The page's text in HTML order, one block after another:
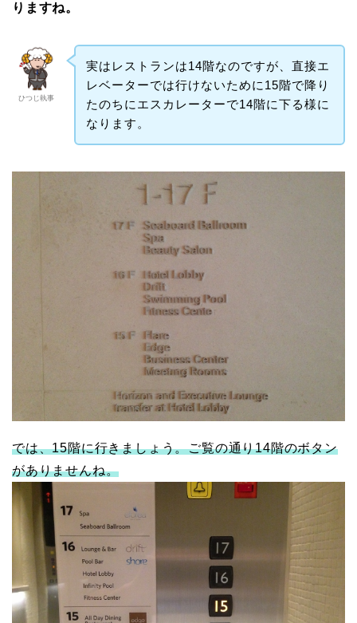
りますね。
ひつじ執事
実はレストランは14階なのですが、直接エ
レベーターでは行けないために15階で降り
たのちにエスカレーターで14階に下る様に
なります。
では、15階に行きましょう。ご覧の通り14階のボタン
がありませんね。